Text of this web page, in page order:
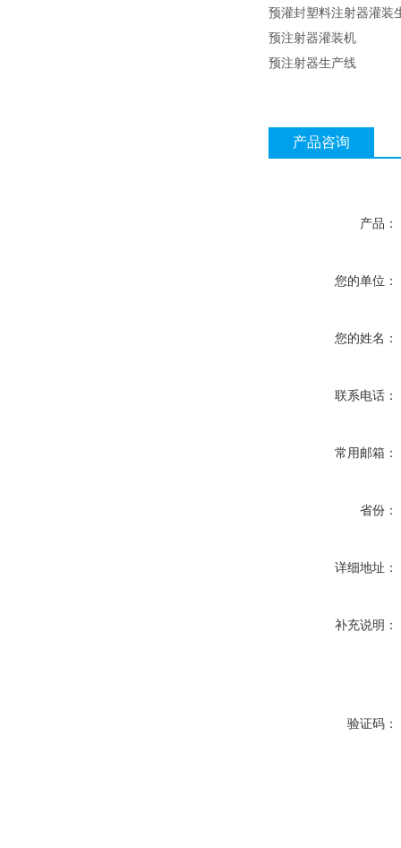
预灌封塑料注射器灌装
预注射器灌装机
预注射器生产线
产品咨询
产品：
您的单位：
您的姓名：
联系电话：
常用邮箱：
省份：
详细地址：
补充说明：
验证码：